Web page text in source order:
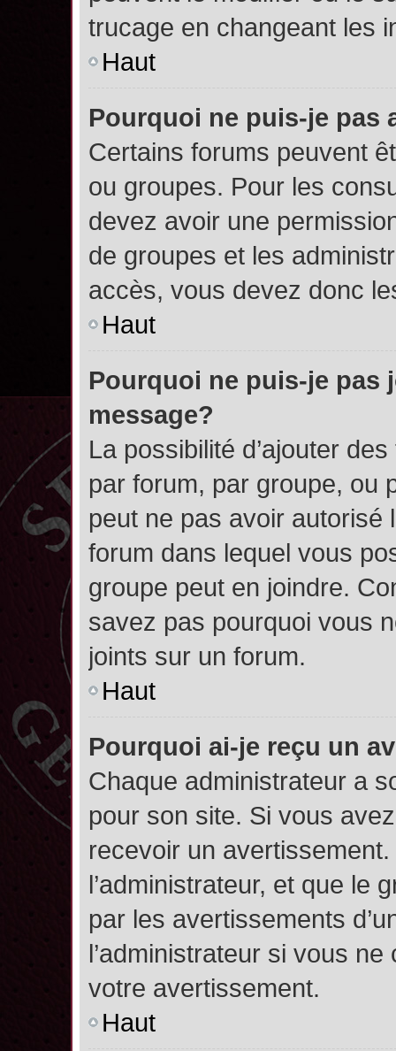
trucage en changeant les
Haut
Pourquoi ne puis-je pas
Certains forums peuvent
ou groupes. Pour les
devez avoir une
de groupes et les
accès, vous devez donc
Haut
Pourquoi ne puis-je pas
message?
La possibilité d’ajouter
par forum, par groupe, ou
peut ne pas avoir autorisé
forum dans lequel vous
groupe peut en joindre.
savez pas pourquoi vous
joints sur un forum.
Haut
Pourquoi ai-je reçu un
Chaque administrateur a
pour son site. Si vous
recevoir un
l’administrateur, et que le
par les avertissements
l’administrateur si vous
votre avertissement.
Haut